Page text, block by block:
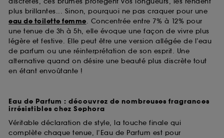
plus brillantes... Sinon, pourquoi ne pas craquer pour une
eau de toilette femme. Concentrée entre 7% à 12% pour
une tenue de 3h à 5h, elle évoque une façon de vivre plus
légère et festive. Elle peut être une version allégée de l’eau
de parfum ou une réinterprétation de son esprit. Une
alternative quand on désire une beauté plus discrète tout
en étant envoûtante !
Eau de Parfum : découvrez de nombreuses fragrances
irrésistibles chez Sephora
Véritable déclaration de style, la touche finale qui
complète chaque tenue, l’Eau de Parfum est pour